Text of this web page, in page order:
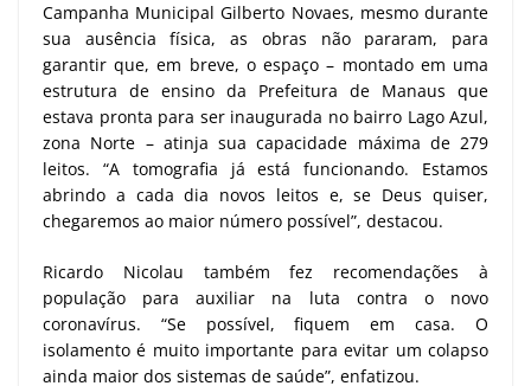
Campanha Municipal Gilberto Novaes, mesmo durante
sua ausência física, as obras não pararam, para
garantir que, em breve, o espaço – montado em uma
estrutura de ensino da Prefeitura de Manaus que
estava pronta para ser inaugurada no bairro Lago Azul,
zona Norte – atinja sua capacidade máxima de 279
leitos. “A tomografia já está funcionando. Estamos
abrindo a cada dia novos leitos e, se Deus quiser,
chegaremos ao maior número possível”, destacou.
Ricardo Nicolau também fez recomendações à
população para auxiliar na luta contra o novo
coronavírus. “Se possível, fiquem em casa. O
isolamento é muito importante para evitar um colapso
ainda maior dos sistemas de saúde”, enfatizou.